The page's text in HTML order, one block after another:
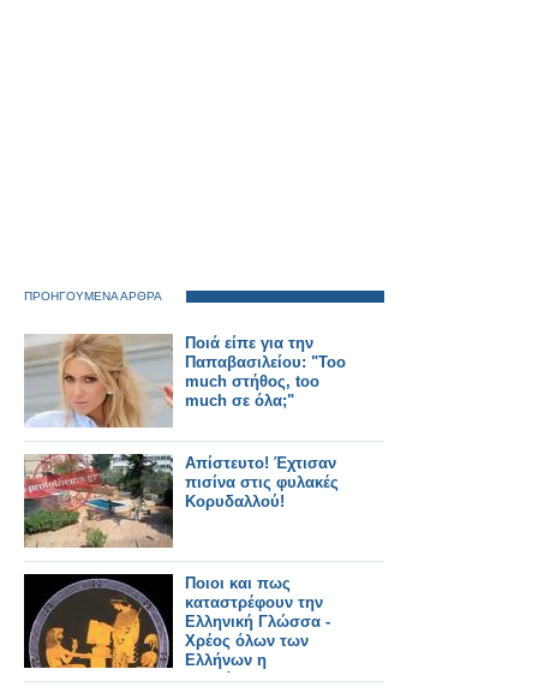
ΠΡΟΗΓΟΥΜΕΝΑ ΑΡΘΡΑ
Ποιά είπε για την
Παπαβασιλείου: "Too
much στήθος, too
much σε όλα;"
Απίστευτο! Έχτισαν
πισίνα στις φυλακές
Κορυδαλλού!
Ποιοι και πως
καταστρέφουν την
Ελληνική Γλώσσα -
Χρέος όλων των
Ελλήνων η
υπεράσπιση της!!!